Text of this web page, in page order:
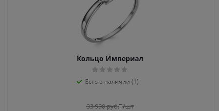
Кольцо Империал
Есть в наличии (1)
33 990руб. /шт